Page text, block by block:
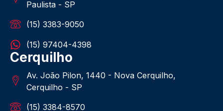
Paulista - SP
(15) 3383-9050
(15) 97404-4398
Cerquilho
Av. João Pilon, 1440 - Nova Cerquilho,
Cerquilho - SP
(15) 3384-8570